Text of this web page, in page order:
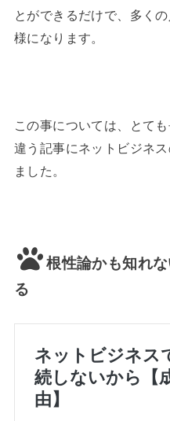
とができるだけで、多く
様になります。
この事については、とて
違う記事にネットビジネ
ました。
根性論かも知れ
る